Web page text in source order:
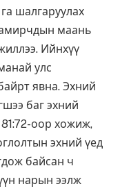
шалгаруулах
маань
Ийнхүү
улс
явна. Эхний
баг эхний
оор хожиж,
эхний үед
байсан ч
нарын ээлж